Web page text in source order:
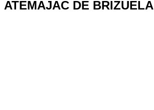
ATEMAJAC DE